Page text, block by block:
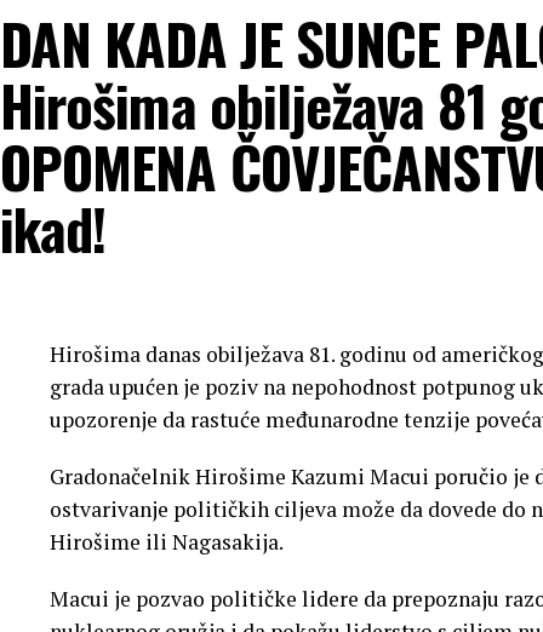
DAN KADA JE SUNCE
Hirošima obilježava 81
OPOMENA
ikad!
Hirošima danas obilježava 81. godinu od
grada upućen je poziv na nepohodnost potpunog
upozorenje da rastuće međunarodne tenzije
Gradonačelnik Hirošime Kazumi Macui poručio je
ostvarivanje političkih ciljeva može da dovede do
Hirošime ili Nagasakija.
Macui je pozvao političke lidere da prepoznaju